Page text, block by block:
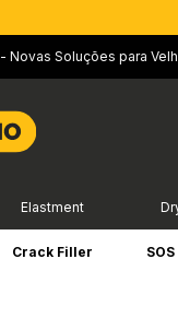
- Novas Soluções para
Elastment
Crack Filler